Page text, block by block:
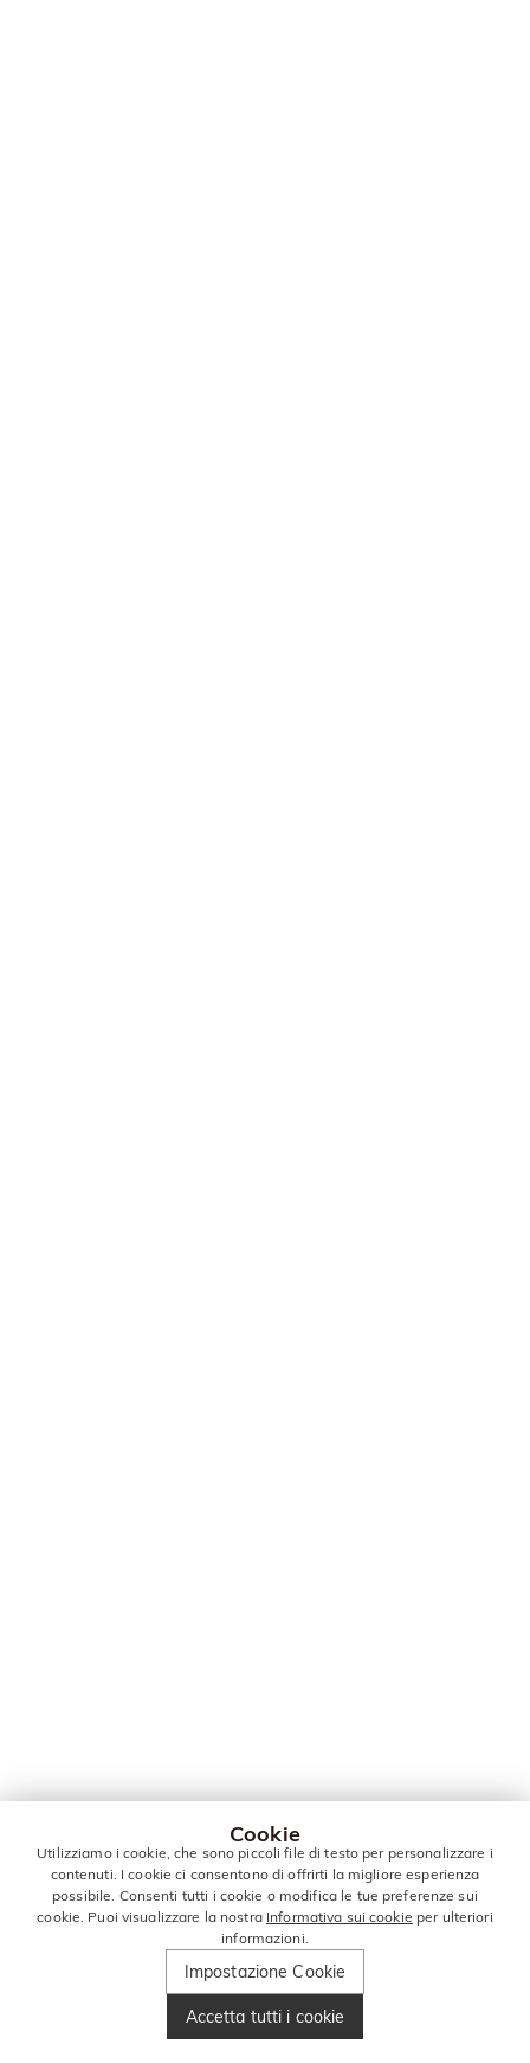
Cookie
Utilizziamo i cookie, che sono piccoli file di testo per personalizzare i
contenuti. I cookie ci consentono di offrirti la migliore esperienza
possibile. Consenti tutti i cookie o modifica le tue preferenze sui
cookie. Puoi visualizzare la nostra Informativa sui cookie per ulteriori
informazioni.
Impostazione Cookie
Accetta tutti i cookie